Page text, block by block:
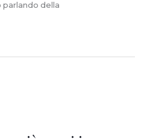
parlando della